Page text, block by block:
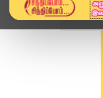
Home